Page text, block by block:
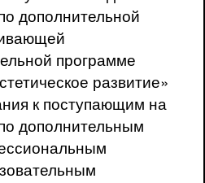
дополнительной
программе
развитие»
к поступающим на
дополнительным